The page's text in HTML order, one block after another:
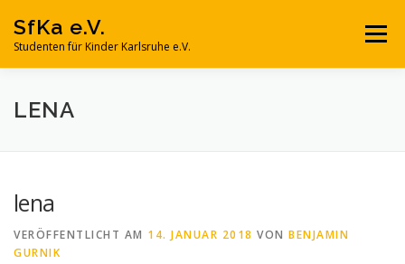
Inhalt
springen
SfKa e.V.
Studenten für Kinder Karlsruhe e.V.
Menü
SFKA E.V.
LENA
lena
VERÖFFENTLICHT AM 14. JANUAR 2018 VON BENJAMIN
GURNIK